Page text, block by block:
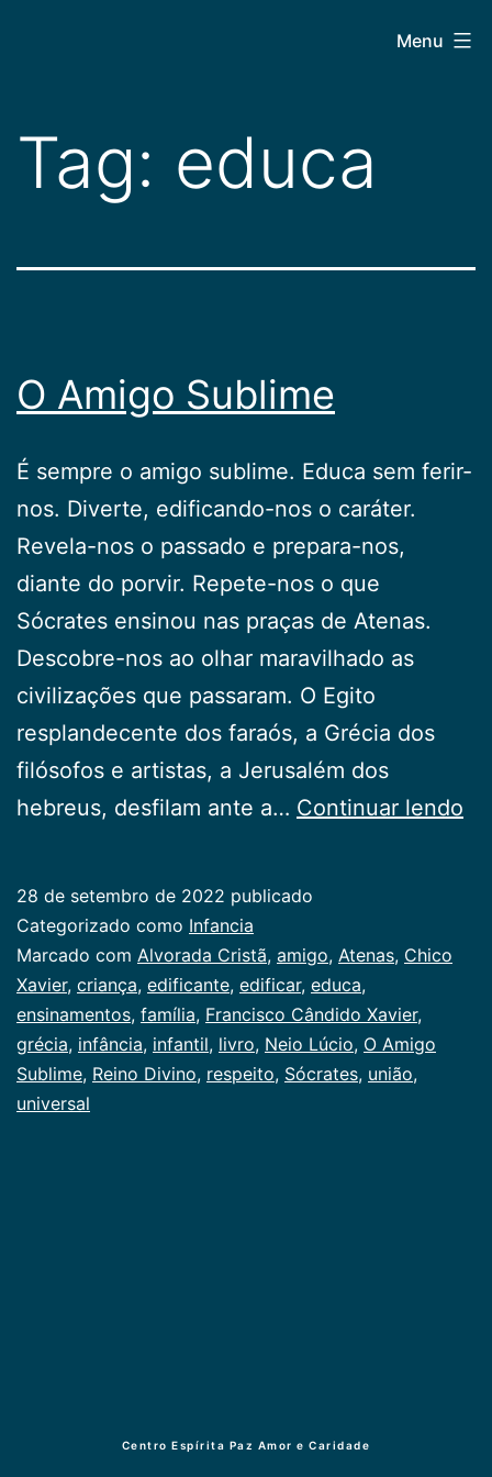
conteúdo
Menu
Tag: educa
O Amigo Sublime
É sempre o amigo sublime. Educa sem ferir-
nos. Diverte, edificando-nos o caráter.
Revela-nos o passado e prepara-nos,
diante do porvir. Repete-nos o que
Sócrates ensinou nas praças de Atenas.
Descobre-nos ao olhar maravilhado as
civilizações que passaram. O Egito
resplandecente dos faraós, a Grécia dos
filósofos e artistas, a Jerusalém dos
hebreus, desfilam ante a… Continuar lendo
28 de setembro de 2022 publicado
Categorizado como Infancia
Marcado com Alvorada Cristã, amigo, Atenas, Chico
Xavier, criança, edificante, edificar, educa,
ensinamentos, família, Francisco Cândido Xavier,
grécia, infância, infantil, livro, Neio Lúcio, O Amigo
Sublime, Reino Divino, respeito, Sócrates, união,
universal
Centro Espírita Paz Amor e Caridade